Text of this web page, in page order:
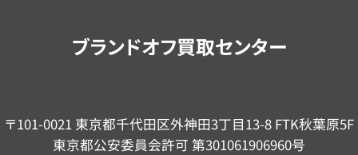
ブランドオフ買取センター
〒101-0021 東京都千代田区外神田3丁目13-8 FTK秋葉原5F
東京都公安委員会許可 第301061906960号